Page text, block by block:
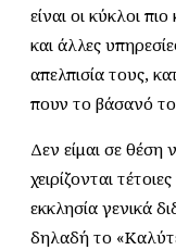
είναι οι κύκλοι
και άλλες
απελπισία τους,
πουν το βάσανό
Δεν είμαι σε θέση
χειρίζονται
εκκλησία γενικά
δηλαδή το